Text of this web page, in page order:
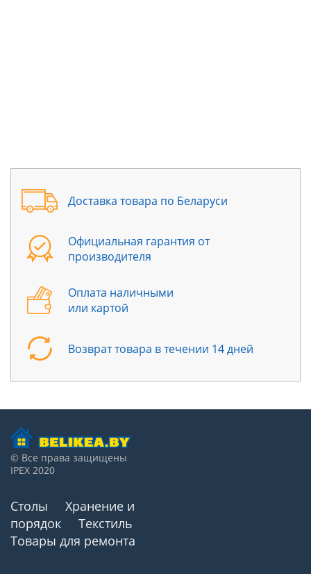
Доставка товара по Беларуси
Официальная гарантия от
производителя
Оплата наличными
или картой
Возврат товара в течении 14 дней
© Все права защищены
IPEX 2020
Столы
Хранение и
порядок
Текстиль
Товары для ремонта